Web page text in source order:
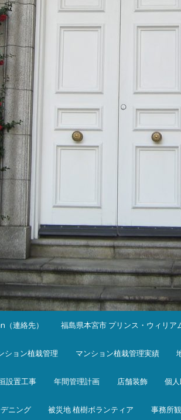
連絡先） 福島県本宮市 プリンス・ウィリア
ション植栽管理 マンション植栽管理実績
設置工事 年間管理計画 店舗装飾 個
ニング 被災地 植樹ボランティア 事務所